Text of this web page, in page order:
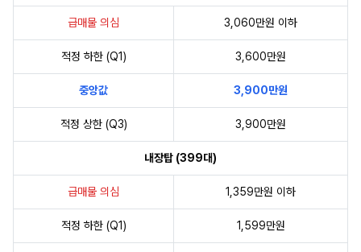
급매물 의심 3,060만원 이하
적정 하한 (Q1) 3,600만원
중앙값 3,900만원
적정 상한 (Q3) 3,900만원
내장탑 (399대)
급매물 의심 1,359만원 이하
적정 하한 (Q1) 1,599만원